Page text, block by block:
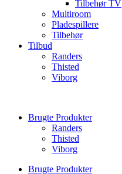
Tilbehør TV
Multiroom
Pladespillere
Tilbehør
Tilbud
Randers
Thisted
Viborg
Brugte Produkter
Randers
Thisted
Viborg
Brugte Produkter